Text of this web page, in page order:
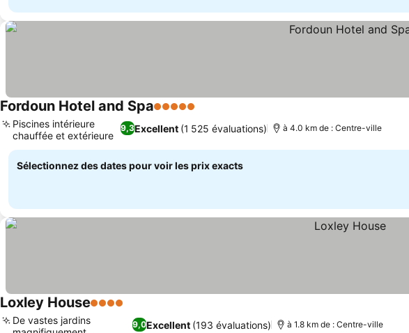
Fordoun Hotel and Spa5 Étoiles
9,3Excellent (1 525 évaluations)
Piscines intérieure
chauffée et extérieure
à 4.0 km de : Centre-ville
Sélectionnez des dates pour voir les prix exacts
Loxley House4 Étoiles
9,0Excellent (193 évaluations)
De vastes jardins
à 1.8 km de : Centre-ville